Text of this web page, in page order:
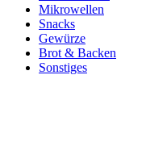
Mikrowellen
Snacks
Gewürze
Brot & Backen
Sonstiges